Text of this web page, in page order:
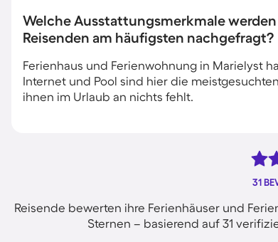
Welche Ausstattungsmerkmale
Reisenden am häufigsten nachgefragt?
Ferienhaus und Ferienwohnung in Marielyst
Internet und Pool sind hier die
ihnen im Urlaub an nichts fehlt.
31
Reisende bewerten ihre Ferienhäuser und
Sternen – basierend auf 31